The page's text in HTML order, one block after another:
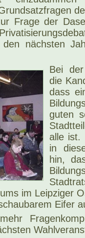
Frage der
nächsten
Bei
die
dass
guten
alle ist.
in
hin,
im Leipziger
Eifer